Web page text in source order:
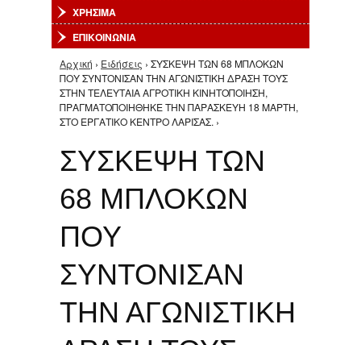
ΧΡΗΣΙΜΑ
ΕΠΙΚΟΙΝΩΝΙΑ
Είστε εδώ
Αρχική › Ειδήσεις › ΣΥΣΚΕΨΗ ΤΩΝ 68 ΜΠΛΟΚΩΝ
ΠΟΥ ΣΥΝΤΟΝΙΣΑΝ ΤΗΝ ΑΓΩΝΙΣΤΙΚΗ ΔΡΑΣΗ ΤΟΥΣ
ΣΤΗΝ ΤΕΛΕΥΤΑΙΑ ΑΓΡΟΤΙΚΗ ΚΙΝΗΤΟΠΟΙΗΣΗ,
ΠΡΑΓΜΑΤΟΠΟΙΗΘΗΚΕ ΤΗΝ ΠΑΡΑΣΚΕΥΗ 18 ΜΑΡΤΗ,
ΣΤΟ ΕΡΓΑΤΙΚΟ ΚΕΝΤΡΟ ΛΑΡΙΣΑΣ. ›
ΣΥΣΚΕΨΗ ΤΩΝ
68 ΜΠΛΟΚΩΝ
ΠΟΥ
ΣΥΝΤΟΝΙΣΑΝ
ΤΗΝ ΑΓΩΝΙΣΤΙΚΗ